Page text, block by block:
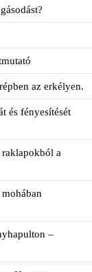
az erkélyen.
és fényesítését
a
–